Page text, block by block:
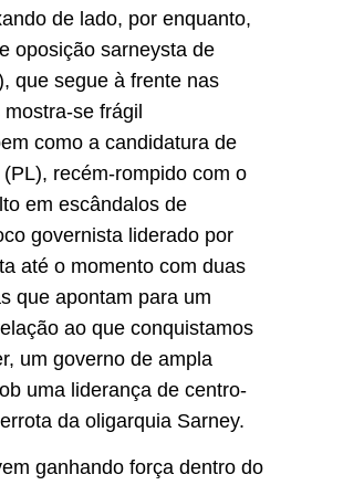
de lado, por enquanto,
oposição sarneysta de
que segue à frente nas
se frágil
como a candidatura de
recém-rompido com o
em escândalos de
governista liderado por
até o momento com duas
que apontam para um
ao que conquistamos
um governo de ampla
uma liderança de centro-
da oligarquia Sarney.
ganhando força dentro do